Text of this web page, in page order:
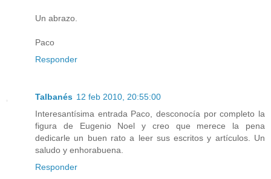
Un abrazo.
Paco
Responder
Talbanés 12 feb 2010, 20:55:00
Interesantísima entrada Paco, desconocía por completo la
figura de Eugenio Noel y creo que merece la pena
dedicarle un buen rato a leer sus escritos y artículos. Un
saludo y enhorabuena.
Responder